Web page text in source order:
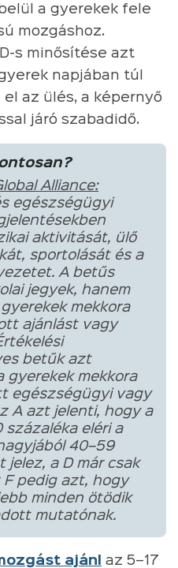
a gyerekek fele
mozgáshoz.
s minősítése azt
napjában túl
az ülés, a képernyő
járó szabadidő.
Alliance:
egészségügyi
aktivitását, ülő
sportolását és a
A betűs
jegyek, hanem
mekkora
ajánlást vagy
betűk azt
gyerekek mekkora
egészségügyi vagy
A azt jelenti, hogy a
százaléka eléri a
40–59
jelez, a D már csak
F pedig azt, hogy
minden ötödik
mutatónak.
ajánl
az 5–17